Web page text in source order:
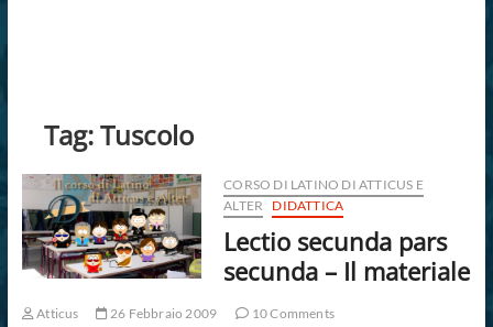
Tag:Tuscolo
CORSO DI LATINO DI ATTICUS E
ALTER
DIDATTICA
Lectio secunda pars
secunda – Il materiale
Atticus 26 Febbraio 2009
10 Comments